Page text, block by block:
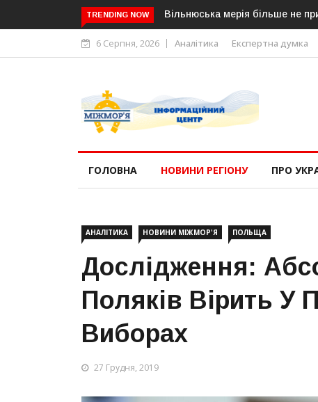
TRENDING NOWВільнюська мерія більше не
6 Серпня, 2026 Аналітика Експертна думка
ГОЛОВНА НОВИНИ РЕГІОНУ ПРО
АНАЛІТИКА НОВИНИ МІЖМОР'Я ПОЛЬЩА
Дослідження:
Поляків Вірить У
Виборах
27 Грудня, 2019